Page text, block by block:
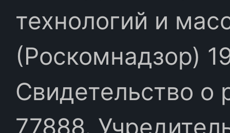
технологий и
(Роскомнадзор)
Свидетельство
77888.